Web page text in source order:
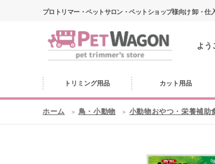
プロトリマー・ペットサロン・ペットショップ様向け 卸・仕
よう
トリミング用品 カット用品
ホーム 鳥・小動物 小動物おやつ・栄養補助